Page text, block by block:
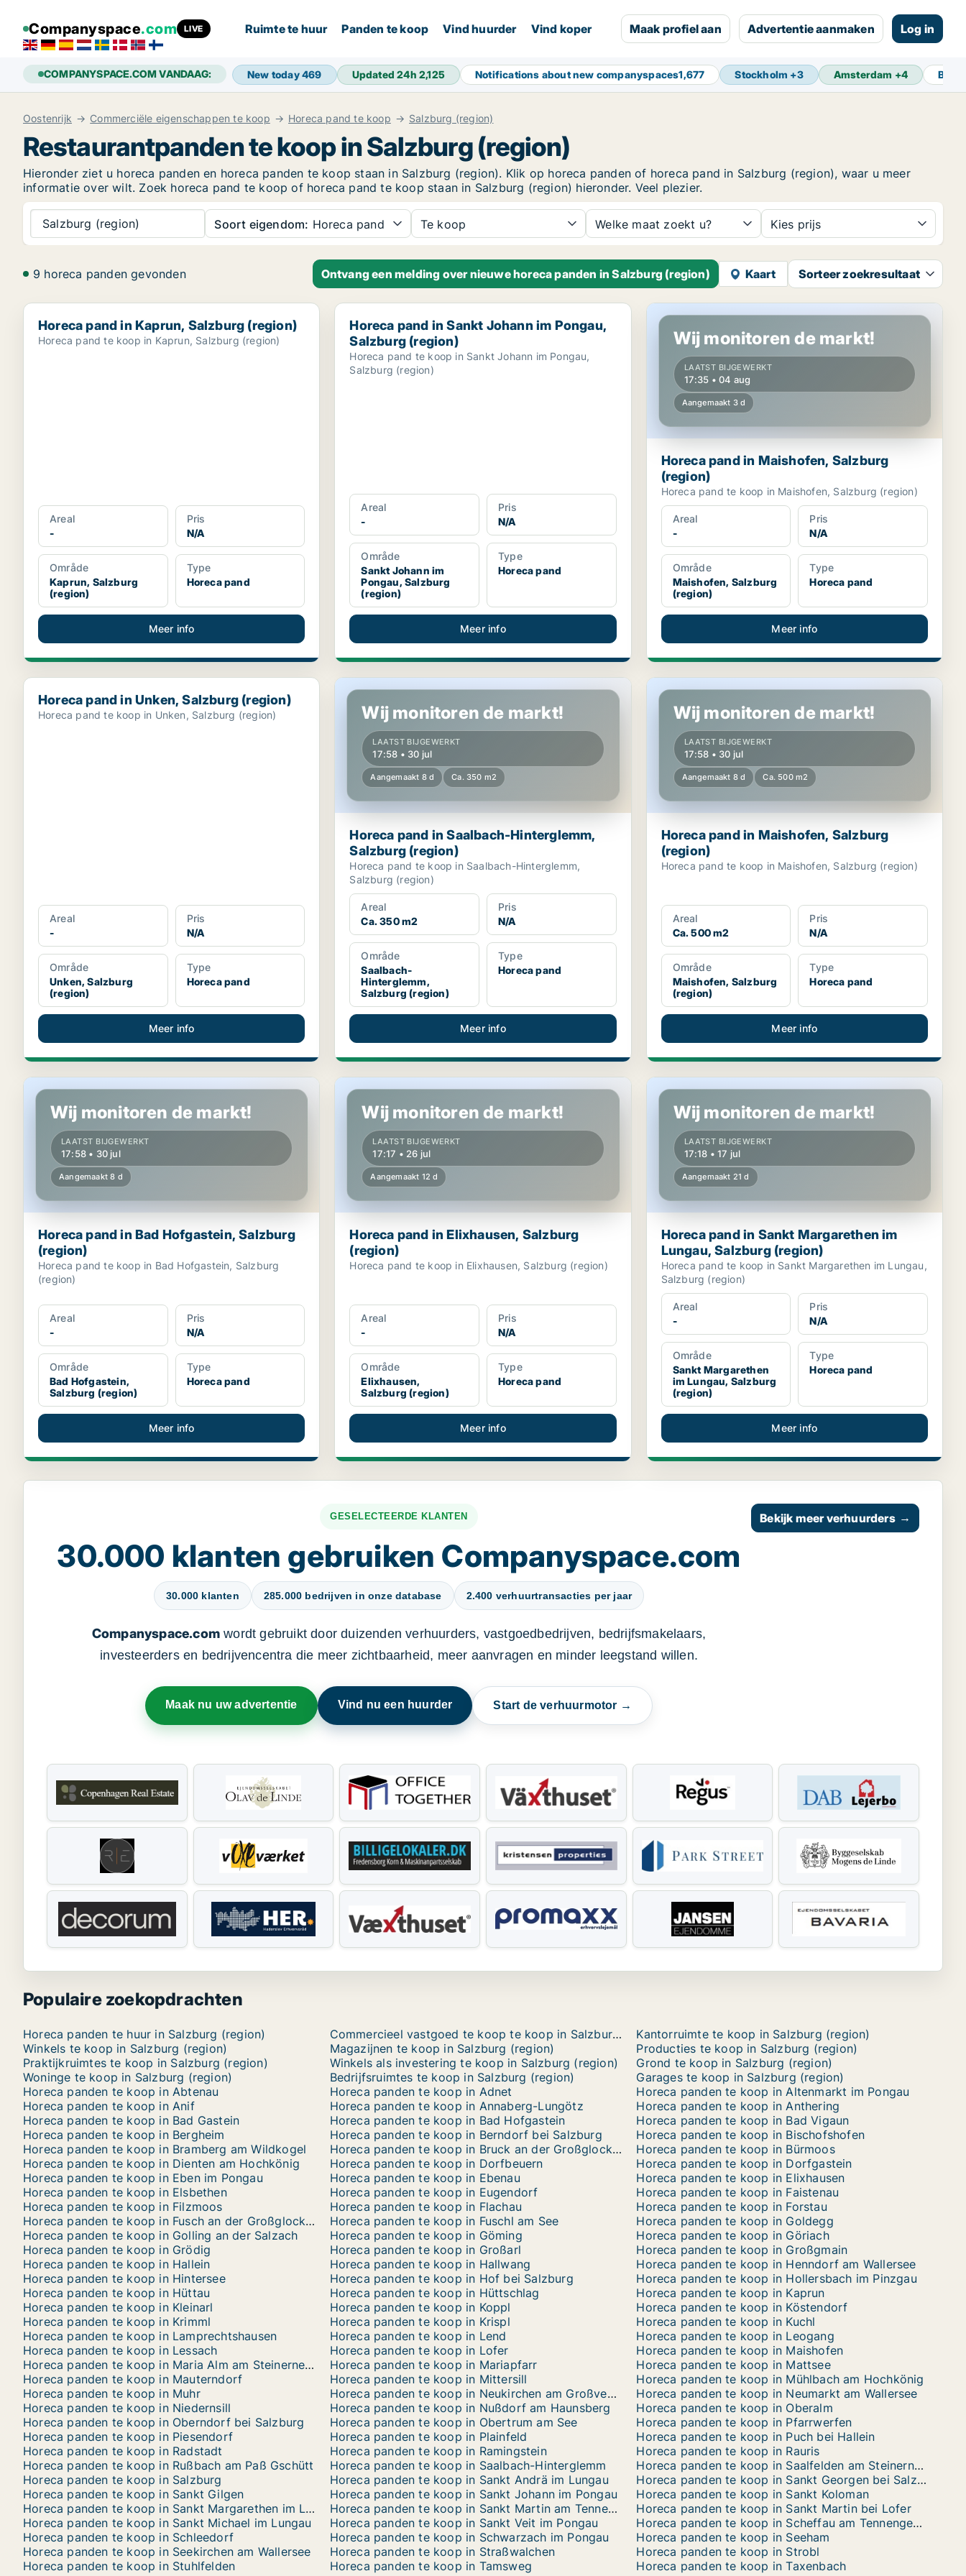
Companyspace.com LIVE Ruimte te huur Panden te koop Vind huurder Vind koper Maak profiel aan Advertentie aanmaken Log in
COMPANYSPACE.COM VANDAAG: New today469 Updated 24h2,125 Notifications about new companyspaces1,677 Stockholm +3 Amsterdam +4
Oostenrijk Commerciële eigenschappen te koop Horeca pand te koop Salzburg (region)
Restaurantpanden te koop in Salzburg (region)
Hieronder ziet u horeca panden en horeca panden te koop staan ​​in Salzburg (region). Klik op horeca panden of horeca pand in Salzburg (region), waar u meer
informatie over wilt. Zoek horeca pand te koop of horeca pand te koop staan ​​in Salzburg (region) hieronder. Veel plezier.
Salzburg (region) Soort eigendom: Horeca pand Te koop Welke maat zoekt u? Kies prijs
9 horeca panden gevonden Ontvang een melding over nieuwe horeca panden in Salzburg (region) Kaart Sorteer zoekresultaat
Horeca pand in Kaprun, Salzburg (region)
Horeca pand in Kaprun, Salzburg (region)
Horeca pand te koop in Kaprun, Salzburg (region)
Areal
-
Pris
N/A
Område
Kaprun, Salzburg
(region)
Type
Horeca pand
Meer info
Horeca pand in Sankt Johann im Pongau, Salzburg (region)
Horeca pand in Sankt Johann im Pongau,
Salzburg (region)
Horeca pand te koop in Sankt Johann im Pongau,
Salzburg (region)
Areal
-
Pris
N/A
Område
Sankt Johann im
Pongau, Salzburg
(region)
Type
Horeca pand
Meer info
Horeca pand in Maishofen, Salzburg (region)
Wij monitoren de markt!
LAATST BIJGEWERKT
17:35 • 04 aug
Aangemaakt 3 d
Horeca pand in Maishofen, Salzburg
(region)
Horeca pand te koop in Maishofen, Salzburg (region)
Areal
-
Pris
N/A
Område
Maishofen, Salzburg
(region)
Type
Horeca pand
Meer info
Horeca pand in Unken, Salzburg (region)
Horeca pand in Unken, Salzburg (region)
Horeca pand te koop in Unken, Salzburg (region)
Areal
-
Pris
N/A
Område
Unken, Salzburg
(region)
Type
Horeca pand
Meer info
Horeca pand in Saalbach-Hinterglemm, Salzburg (region)
Wij monitoren de markt!
LAATST BIJGEWERKT
17:58 • 30 jul
Aangemaakt 8 d Ca. 350 m2
Horeca pand in Saalbach-Hinterglemm,
Salzburg (region)
Horeca pand te koop in Saalbach-Hinterglemm,
Salzburg (region)
Areal
Ca. 350 m2
Pris
N/A
Område
Saalbach-
Hinterglemm,
Salzburg (region)
Type
Horeca pand
Meer info
Horeca pand in Maishofen, Salzburg (region)
Wij monitoren de markt!
LAATST BIJGEWERKT
17:58 • 30 jul
Aangemaakt 8 d Ca. 500 m2
Horeca pand in Maishofen, Salzburg
(region)
Horeca pand te koop in Maishofen, Salzburg (region)
Areal
Ca. 500 m2
Pris
N/A
Område
Maishofen, Salzburg
(region)
Type
Horeca pand
Meer info
Horeca pand in Bad Hofgastein, Salzburg (region)
Wij monitoren de markt!
LAATST BIJGEWERKT
17:58 • 30 jul
Aangemaakt 8 d
Horeca pand in Bad Hofgastein, Salzburg
(region)
Horeca pand te koop in Bad Hofgastein, Salzburg
(region)
Areal
-
Pris
N/A
Område
Bad Hofgastein,
Salzburg (region)
Type
Horeca pand
Meer info
Horeca pand in Elixhausen, Salzburg (region)
Wij monitoren de markt!
LAATST BIJGEWERKT
17:17 • 26 jul
Aangemaakt 12 d
Horeca pand in Elixhausen, Salzburg
(region)
Horeca pand te koop in Elixhausen, Salzburg (region)
Areal
-
Pris
N/A
Område
Elixhausen,
Salzburg (region)
Type
Horeca pand
Meer info
Horeca pand in Sankt Margarethen im Lungau, Salzburg
Wij monitoren de markt!
LAATST BIJGEWERKT
17:18 • 17 jul
Aangemaakt 21 d
Horeca pand in Sankt Margarethen im
Lungau, Salzburg (region)
Horeca pand te koop in Sankt Margarethen im Lungau,
Salzburg (region)
Areal
-
Pris
N/A
Område
Sankt Margarethen
im Lungau, Salzburg
(region)
Type
Horeca pand
Meer info
GESELECTEERDE KLANTEN
30.000 klanten gebruiken Companyspace.com
30.000 klanten 285.000 bedrijven in onze database 2.400 verhuurtransacties per jaar
Companyspace.com wordt gebruikt door duizenden verhuurders, vastgoedbedrijven, bedrijfsmakelaars,
investeerders en bedrijvencentra die meer zichtbaarheid, meer aanvragen en minder leegstand willen.
Maak nu uw advertentie Vind nu een huurder Start de verhuurmotor →
Bekijk meer verhuurders →
Populaire zoekopdrachten
Horeca panden te huur in Salzburg (region) Commercieel vastgoed te koop te koop in Salzburg (region)
Kantorruimte te koop in Salzburg (region)
Winkels te koop in Salzburg (region)
Magazijnen te koop in Salzburg (region)
Producties te koop in Salzburg (region)
Praktijkruimtes te koop in Salzburg (region)
Winkels als investering te koop in Salzburg (region)
Grond te koop in Salzburg (region)
Woninge te koop in Salzburg (region)
Bedrijfsruimtes te koop in Salzburg (region)
Garages te koop in Salzburg (region)
Horeca panden te koop in Abtenau
Horeca panden te koop in Adnet
Horeca panden te koop in Altenmarkt im Pongau
Horeca panden te koop in Anif
Horeca panden te koop in Annaberg-Lungötz
Horeca panden te koop in Anthering
Horeca panden te koop in Bad Gastein
Horeca panden te koop in Bad Hofgastein
Horeca panden te koop in Bad Vigaun
Horeca panden te koop in Bergheim
Horeca panden te koop in Berndorf bei Salzburg
Horeca panden te koop in Bischofshofen
Horeca panden te koop in Bramberg am Wildkogel
Horeca panden te koop in Bruck an der Großglocknerstraße
Horeca panden te koop in Bürmoos
Horeca panden te koop in Dienten am Hochkönig
Horeca panden te koop in Dorfbeuern
Horeca panden te koop in Dorfgastein
Horeca panden te koop in Eben im Pongau
Horeca panden te koop in Ebenau
Horeca panden te koop in Elixhausen
Horeca panden te koop in Elsbethen
Horeca panden te koop in Eugendorf
Horeca panden te koop in Faistenau
Horeca panden te koop in Filzmoos
Horeca panden te koop in Flachau
Horeca panden te koop in Forstau
Horeca panden te koop in Fusch an der Großglocknerstraße
Horeca panden te koop in Fuschl am See
Horeca panden te koop in Goldegg
Horeca panden te koop in Golling an der Salzach
Horeca panden te koop in Göming
Horeca panden te koop in Göriach
Horeca panden te koop in Grödig
Horeca panden te koop in Großarl
Horeca panden te koop in Großgmain
Horeca panden te koop in Hallein
Horeca panden te koop in Hallwang
Horeca panden te koop in Henndorf am Wallersee
Horeca panden te koop in Hintersee
Horeca panden te koop in Hof bei Salzburg
Horeca panden te koop in Hollersbach im Pinzgau
Horeca panden te koop in Hüttau
Horeca panden te koop in Hüttschlag
Horeca panden te koop in Kaprun
Horeca panden te koop in Kleinarl
Horeca panden te koop in Koppl
Horeca panden te koop in Köstendorf
Horeca panden te koop in Krimml
Horeca panden te koop in Krispl
Horeca panden te koop in Kuchl
Horeca panden te koop in Lamprechtshausen
Horeca panden te koop in Lend
Horeca panden te koop in Leogang
Horeca panden te koop in Lessach
Horeca panden te koop in Lofer
Horeca panden te koop in Maishofen
Horeca panden te koop in Maria Alm am Steinernen Meer
Horeca panden te koop in Mariapfarr
Horeca panden te koop in Mattsee
Horeca panden te koop in Mauterndorf
Horeca panden te koop in Mittersill
Horeca panden te koop in Mühlbach am Hochkönig
Horeca panden te koop in Muhr
Horeca panden te koop in Neukirchen am Großvenediger
Horeca panden te koop in Neumarkt am Wallersee
Horeca panden te koop in Niedernsill
Horeca panden te koop in Nußdorf am Haunsberg
Horeca panden te koop in Oberalm
Horeca panden te koop in Oberndorf bei Salzburg
Horeca panden te koop in Obertrum am See
Horeca panden te koop in Pfarrwerfen
Horeca panden te koop in Piesendorf
Horeca panden te koop in Plainfeld
Horeca panden te koop in Puch bei Hallein
Horeca panden te koop in Radstadt
Horeca panden te koop in Ramingstein
Horeca panden te koop in Rauris
Horeca panden te koop in Rußbach am Paß Gschütt
Horeca panden te koop in Saalbach-Hinterglemm
Horeca panden te koop in Saalfelden am Steinernen Meer
Horeca panden te koop in Salzburg
Horeca panden te koop in Sankt Andrä im Lungau
Horeca panden te koop in Sankt Georgen bei Salzburg
Horeca panden te koop in Sankt Gilgen
Horeca panden te koop in Sankt Johann im Pongau
Horeca panden te koop in Sankt Koloman
Horeca panden te koop in Sankt Margarethen im Lungau
Horeca panden te koop in Sankt Martin am Tennengebirge
Horeca panden te koop in Sankt Martin bei Lofer
Horeca panden te koop in Sankt Michael im Lungau
Horeca panden te koop in Sankt Veit im Pongau
Horeca panden te koop in Scheffau am Tennengebirge
Horeca panden te koop in Schleedorf
Horeca panden te koop in Schwarzach im Pongau
Horeca panden te koop in Seeham
Horeca panden te koop in Seekirchen am Wallersee
Horeca panden te koop in Straßwalchen
Horeca panden te koop in Strobl
Horeca panden te koop in Stuhlfelden
Horeca panden te koop in Tamsweg
Horeca panden te koop in Taxenbach